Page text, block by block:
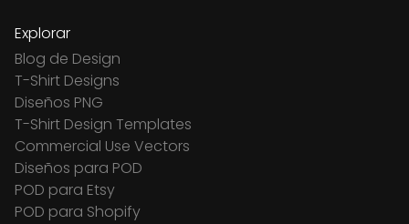
Explorar
Blog de Design
T-Shirt Designs
Diseños PNG
T-Shirt Design Templates
Commercial Use Vectors
Diseños para POD
POD para Etsy
POD para Shopify